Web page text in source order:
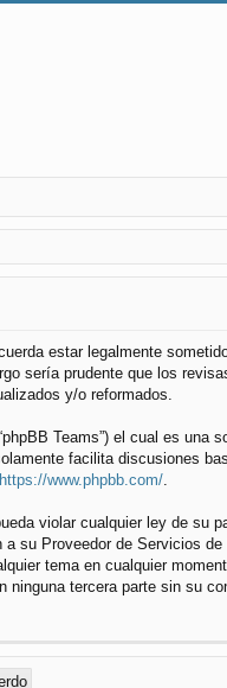
estar legalmente
sería prudente que los
y/o reformados.
Teams”) el cual es una
facilita discusiones
https://www.phpbb.com/
violar cualquier ley de su
su Proveedor de Servicios
tema en cualquier
tercera parte sin su